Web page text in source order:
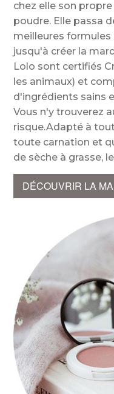
chez elle son
poudre. Elle passa
meilleures formules
jusqu'à créer la
Lolo sont certifiés
les animaux) et
d'ingrédients sains
Vous n'y trouverez
risque.Adapté à
toute carnation et
de sèche à grasse,
DÉCOUVRIR LA